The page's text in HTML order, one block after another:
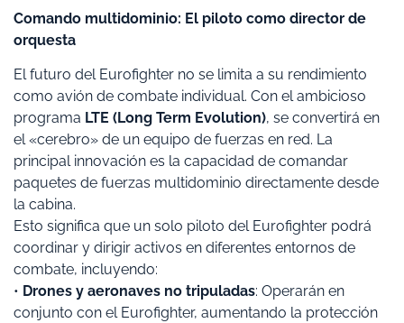
Comando multidominio: El piloto como director de
orquesta
El futuro del Eurofighter no se limita a su rendimiento
como avión de combate individual. Con el ambicioso
programa LTE (Long Term Evolution), se convertirá en
el «cerebro» de un equipo de fuerzas en red. La
principal innovación es la capacidad de comandar
paquetes de fuerzas multidominio directamente desde
la cabina.
Esto significa que un solo piloto del Eurofighter podrá
coordinar y dirigir activos en diferentes entornos de
combate, incluyendo:
• Drones y aeronaves no tripuladas: Operarán en
conjunto con el Eurofighter, aumentando la protección